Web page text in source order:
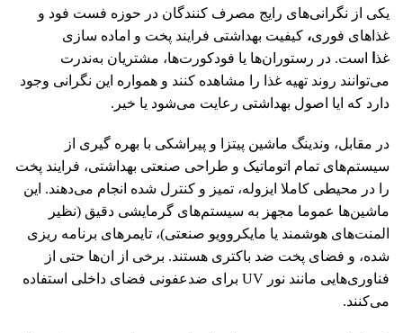
یکی از نگرانی‌های رایج مصرف‌ کنندگان در حوزه فست ‌فود و
غذاهای فوری، کیفیت بهداشتی فرایند پخت و اماده ‌سازی
غذ
است. در رستوران‌ها یا فودکورت‌ها، مشتریان به‌ندرت
می‌توانند روند تهیه غذا را مشاهده کنند و همواره این نگرانی وجود
دارد که ایا اصول بهداشتی رعایت می‌شود یا خیر.
در مقابل، وندینگ ماشین‌ پیتزا و پیراشکی با بهره‌ گیری از
سیستم‌های تمام ‌اتوماتیک و طراحی صنعتی بهداشتی، فرایند پخت
را در محیطی کاملا ایزوله، تمیز و کنترل ‌شده انجام می‌دهند. این
ماشین‌ها عموما مجهز به سیستم‌های گرمایشی دقیق (نظیر
المنت‌های هوشمند یا مایکروویو صنعتی)، تایمرهای برنامه‌ ریزی
‌شده، و فضای پخت ضد باکتری هستند. برخی از ان‌ها حتی از
فناوری‌هایی مانند نور UV برای ضدعفونی فضای داخلی استفاده
می‌کنند.